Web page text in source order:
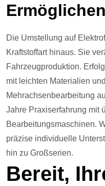
Ermöglichen
Die Umstellung auf
Kraftstoffart hinaus. Sie
Fahrzeugproduktion.
mit leichten Materialien
Mehrachsenbearbeitung
Jahre Praxiserfahrung mit
Bearbeitungsmaschinen.
präzise individuelle
hin zu Großserien.
Bereit,